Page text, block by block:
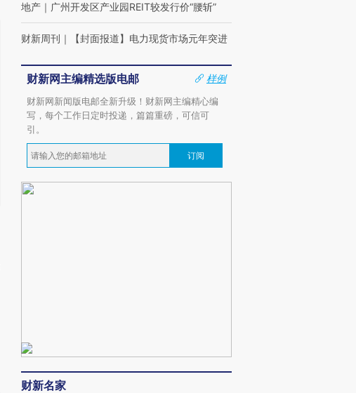
地产 ｜ 广州开发区产业园REIT较发行价“腰斩”
财新周刊 ｜ 【封面报道】电力现货市场元年突进
财新网主编精选版电邮
样例
财新网新闻版电邮全新升级！财新网主编精心编
写，每个工作日定时投递，篇篇重磅，可信可
引。
订阅
财新名家